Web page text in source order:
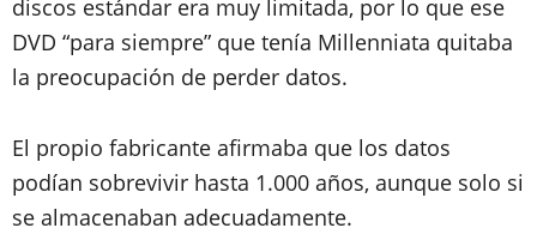
discos estándar era muy limitada, por lo que ese
DVD “para siempre” que tenía Millenniata quitaba
la preocupación de perder datos.
El propio fabricante afirmaba que los datos
podían sobrevivir hasta 1.000 años, aunque solo si
se almacenaban adecuadamente.